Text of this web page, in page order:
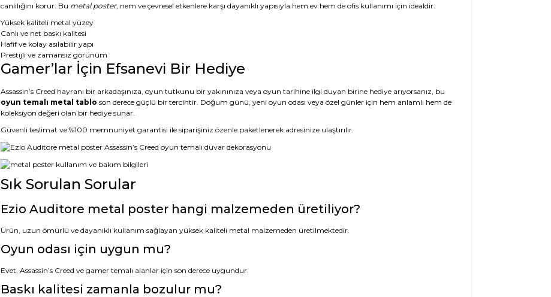
canlılığını korur. Bu metal poster, nem ve çevresel etkenlere karşı dayanıklı yapısıyla hem ev hem de ofis kullanımı için idealdir.
Yüksek kaliteli metal yüzey
Canlı ve net baskı kalitesi
Hafif ve kolay asılabilir yapı
Prestijli ve zamansız görünüm
Gamer’lar İçin Efsanevi Bir Hediye
Assassin’s Creed hayranı bir arkadaşınıza, oyun tutkunu bir yakınınıza veya oyun tarihine ilgi duyan birine hediye arıyorsanız, bu
oyun temalı metal tablo son derece güçlü bir tercihtir. Doğum günü, yeni oyun odası veya özel günler için hem anlamlı hem de
koleksiyon değeri olan bir hediye sunar.
Güvenli teslimat ve %100 memnuniyet garantisi ile siparişiniz özenle paketlenerek adresinize ulaştırılır.
Sık Sorulan Sorular
Ezio Auditore metal poster hangi malzemeden üretiliyor?
Ürün, uzun ömürlü ve dayanıklı kullanım sağlayan yüksek kaliteli metal malzemeden üretilmektedir.
Oyun odası için uygun mu?
Evet, Assassin’s Creed ve gamer temalı alanlar için son derece uygundur.
Baskı kalitesi zamanla bozulur mu?